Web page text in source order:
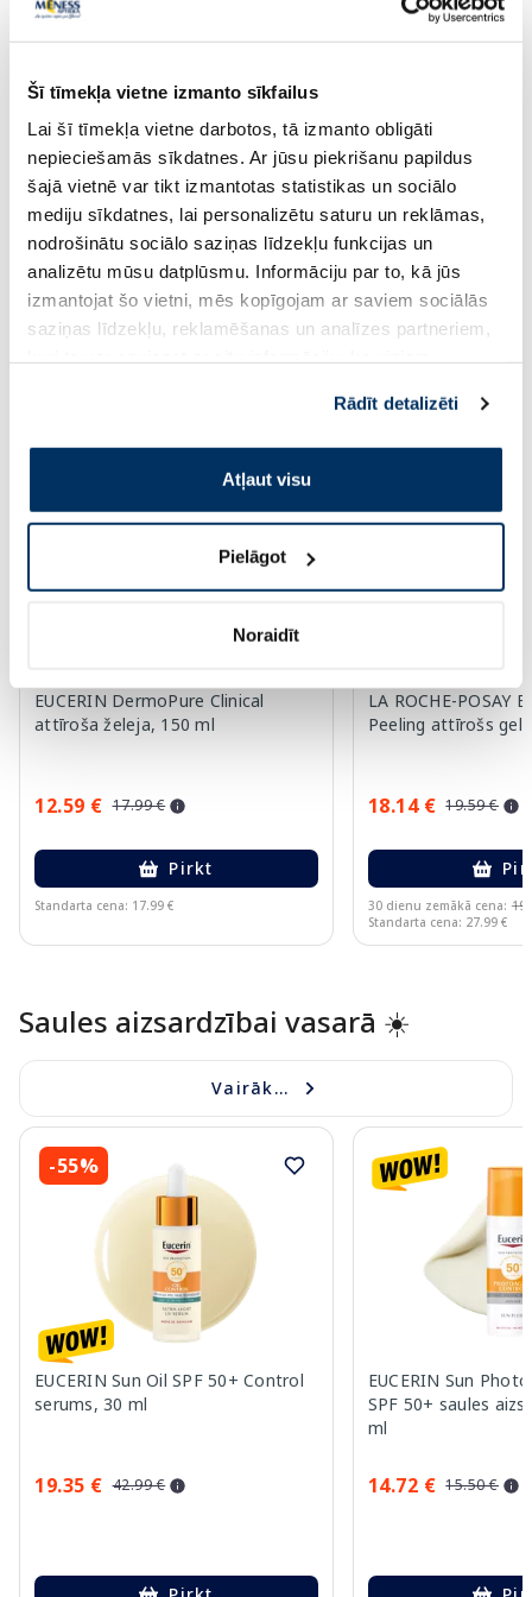
Šī tīmekļa vietne izmanto sīkfailus
Lai šī tīmekļa vietne darbotos, tā izmanto obligāti
nepieciešamās sīkdatnes. Ar jūsu piekrišanu papildus
šajā vietnē var tikt izmantotas statistikas un sociālo
mediju sīkdatnes, lai personalizētu saturu un reklāmas,
nodrošinātu sociālo saziņas līdzekļu funkcijas un
analizētu mūsu datplūsmu. Informāciju par to, kā jūs
izmantojat šo vietni, mēs kopīgojam ar saviem sociālās
saziņas līdzekļu, reklamēšanas un analīzes partneriem,
pakalpojumus. Ja piekrītat šo papildu sīkdatņu
izmantošanai, lūdzu, atzīmējiet savu izvēli:
Rādīt detalizēti
Atļaut visu
Pielāgot
Noraidīt
EUCERIN DermoPure Clinical
attīroša želeja, 150 ml
12.59 € 17.99 €
Pirkt
Standarta cena: 17.99 €
LA ROCHE-POSAY
Peeling attīrošs
18.14 € 19.59 €
30 dienu zemākā cena:
Standarta cena: 27.99 €
Saules aizsardzībai vasarā ☀️
Vairāk...
-55%
EUCERIN Sun Oil SPF 50+ Control
serums, 30 ml
19.35 € 42.99 €
EUCERIN Sun
SPF 50+ saules
ml
14.72 € 15.50 €